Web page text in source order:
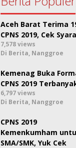
Aceh Barat Terima
CPNS 2019, Cek
7,578 views
Di Berita, Nanggroe
Kemenag Buka
CPNS 2019
6,797 views
Di Berita, Nanggroe
CPNS 2019
Kemenkumham
SMA/SMK, Yuk Cek